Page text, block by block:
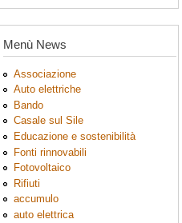
Menù News
Associazione
Auto elettriche
Bando
Casale sul Sile
Educazione e sostenibilità
Fonti rinnovabili
Fotovoltaico
Rifiuti
accumulo
auto elettrica